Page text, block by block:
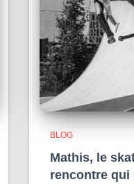
BLOG
Mathis, le
rencontre qui